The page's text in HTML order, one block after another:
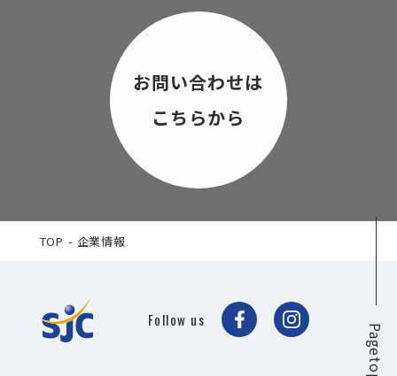
お問い合わせは
こちらから
TOP 企業情報
Pagetop
Follow us